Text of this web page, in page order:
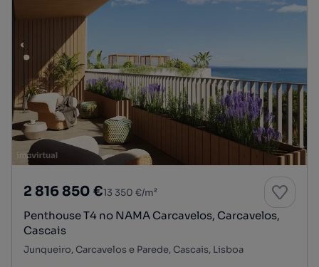
2 816 850 €13 350 €/m²
Penthouse T4 no NAMA Carcavelos, Carcavelos,
Cascais
Junqueiro, Carcavelos e Parede, Cascais, Lisboa